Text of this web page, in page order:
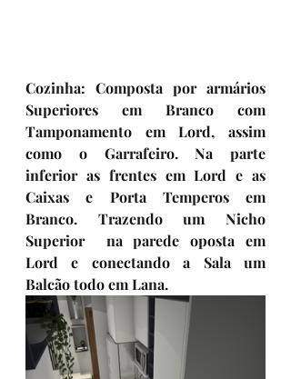
Cozinha: Composta por armários
Superiores em Branco com
Tamponamento em Lord, assim
como o Garrafeiro. Na parte
inferior as frentes em Lord e as
Caixas e Porta Temperos em
Branco. Trazendo um Nicho
Superior  na parede oposta em
Lord e conectando a Sala um
Balcão todo em Lana.